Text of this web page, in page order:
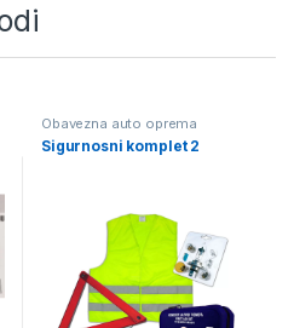
Obavezna auto oprema
Sigurnosni komplet 2